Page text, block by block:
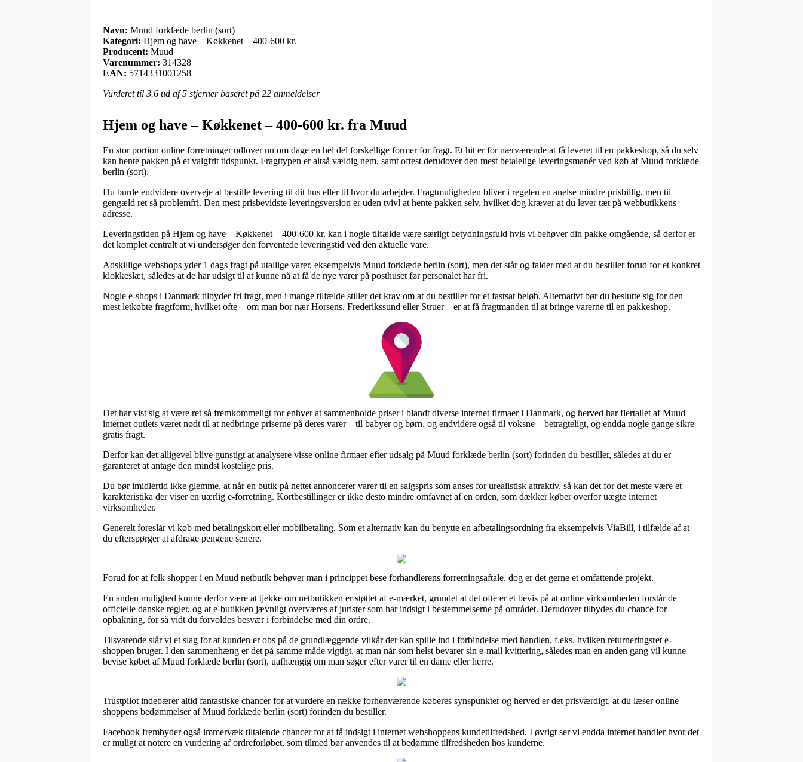
Navn: Muud forklæde berlin (sort)
Kategori: Hjem og have – Køkkenet – 400-600 kr.
Producent: Muud
Varenummer: 314328
EAN: 5714331001258
Vurderet til 3.6 ud af 5 stjerner baseret på 22 anmeldelser
Hjem og have – Køkkenet – 400-600 kr. fra Muud
En stor portion online forretninger udlover nu om dage en hel del forskellige former for fragt. Et hit er for nærværende at få leveret til en pakkeshop, så du selv
kan hente pakken på et valgfrit tidspunkt. Fragttypen er altså vældig nem, samt oftest derudover den mest betalelige leveringsmanér ved køb af Muud forklæde
berlin (sort).
Du burde endvidere overveje at bestille levering til dit hus eller til hvor du arbejder. Fragtmuligheden bliver i regelen en anelse mindre prisbillig, men til
gengæld ret så problemfri. Den mest prisbevidste leveringsversion er uden tvivl at hente pakken selv, hvilket dog kræver at du lever tæt på webbutikkens
adresse.
Leveringstiden på Hjem og have – Køkkenet – 400-600 kr. kan i nogle tilfælde være særligt betydningsfuld hvis vi behøver din pakke omgående, så derfor er
det komplet centralt at vi undersøger den forventede leveringstid ved den aktuelle vare.
Adskillige webshops yder 1 dags fragt på utallige varer, eksempelvis Muud forklæde berlin (sort), men det står og falder med at du bestiller forud for et konkret
klokkeslæt, således at de har udsigt til at kunne nå at få de nye varer på posthuset før personalet har fri.
Nogle e-shops i Danmark tilbyder fri fragt, men i mange tilfælde stiller det krav om at du bestiller for et fastsat beløb. Alternativt bør du beslutte sig for den
mest letkøbte fragtform, hvilket ofte – om man bor nær Horsens, Frederikssund eller Struer – er at få fragtmanden til at bringe varerne til en pakkeshop.
Det har vist sig at være ret så fremkommeligt for enhver at sammenholde priser i blandt diverse internet firmaer i Danmark, og herved har flertallet af Muud
internet outlets været nødt til at nedbringe priserne på deres varer – til babyer og børn, og endvidere også til voksne – betragteligt, og endda nogle gange sikre
gratis fragt.
Derfor kan det alligevel blive gunstigt at analysere visse online firmaer efter udsalg på Muud forklæde berlin (sort) forinden du bestiller, således at du er
garanteret at antage den mindst kostelige pris.
Du bør imidlertid ikke glemme, at når en butik på nettet annoncerer varer til en salgspris som anses for urealistisk attraktiv, så kan det for det meste være et
karakteristika der viser en uærlig e-forretning. Kortbestillinger er ikke desto mindre omfavnet af en orden, som dækker køber overfor uægte internet
virksomheder.
Generelt foreslår vi køb med betalingskort eller mobilbetaling. Som et alternativ kan du benytte en afbetalingsordning fra eksempelvis ViaBill, i tilfælde af at
du efterspørger at afdrage pengene senere.
Forud for at folk shopper i en Muud netbutik behøver man i princippet bese forhandlerens forretningsaftale, dog er det gerne et omfattende projekt.
En anden mulighed kunne derfor være at tjekke om netbutikken er støttet af e-mærket, grundet at det ofte er et bevis på at online virksomheden forstår de
officielle danske regler, og at e-butikken jævnligt overværes af jurister som har indsigt i bestemmelserne på området. Derudover tilbydes du chance for
opbakning, for så vidt du forvoldes besvær i forbindelse med din ordre.
Tilsvarende slår vi et slag for at kunden er obs på de grundlæggende vilkår der kan spille ind i forbindelse med handlen, f.eks. hvilken returneringsret e-
shoppen bruger. I den sammenhæng er det på samme måde vigtigt, at man når som helst bevarer sin e-mail kvittering, således man en anden gang vil kunne
bevise købet af Muud forklæde berlin (sort), uafhængig om man søger efter varer til en dame eller herre.
Trustpilot indebærer altid fantastiske chancer for at vurdere en række forhenværende køberes synspunkter og herved er det prisværdigt, at du læser online
shoppens bedømmelser af Muud forklæde berlin (sort) forinden du bestiller.
Facebook frembyder også immervæk tiltalende chancer for at få indsigt i internet webshoppens kundetilfredshed. I øvrigt ser vi endda internet handler hvor det
er muligt at notere en vurdering af ordreforløbet, som tilmed bør anvendes til at bedømme tilfredsheden hos kunderne.